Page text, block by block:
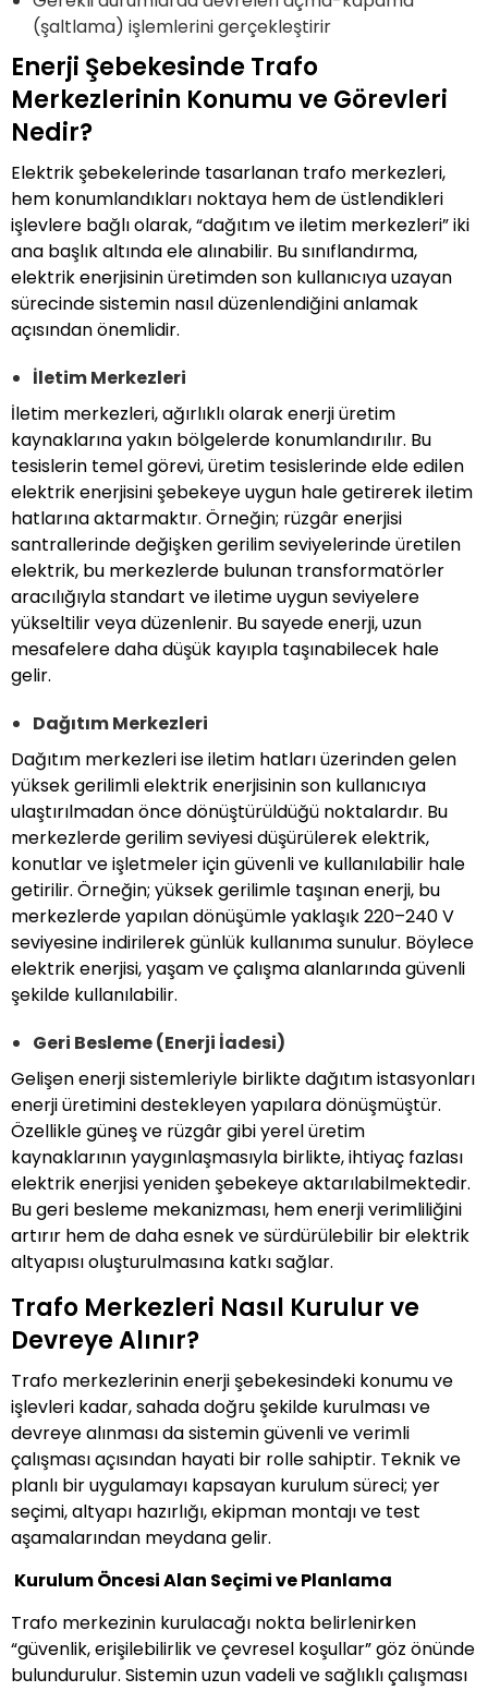
(şaltlama) işlemlerini gerçekleştirir
Enerji Şebekesinde Trafo
Merkezlerinin Konumu ve Görevleri
Nedir?
Elektrik şebekelerinde tasarlanan trafo merkezleri,
hem konumlandıkları noktaya hem de üstlendikleri
işlevlere bağlı olarak, “dağıtım ve iletim merkezleri” iki
ana başlık altında ele alınabilir. Bu sınıflandırma,
elektrik enerjisinin üretimden son kullanıcıya uzayan
sürecinde sistemin nasıl düzenlendiğini anlamak
açısından önemlidir.
İletim Merkezleri
İletim merkezleri, ağırlıklı olarak enerji üretim
kaynaklarına yakın bölgelerde konumlandırılır. Bu
tesislerin temel görevi, üretim tesislerinde elde edilen
elektrik enerjisini şebekeye uygun hale getirerek iletim
hatlarına aktarmaktır. Örneğin; rüzgâr enerjisi
santrallerinde değişken gerilim seviyelerinde üretilen
elektrik, bu merkezlerde bulunan transformatörler
aracılığıyla standart ve iletime uygun seviyelere
yükseltilir veya düzenlenir. Bu sayede enerji, uzun
mesafelere daha düşük kayıpla taşınabilecek hale
gelir.
Dağıtım Merkezleri
Dağıtım merkezleri ise iletim hatları üzerinden gelen
yüksek gerilimli elektrik enerjisinin son kullanıcıya
ulaştırılmadan önce dönüştürüldüğü noktalardır. Bu
merkezlerde gerilim seviyesi düşürülerek elektrik,
konutlar ve işletmeler için güvenli ve kullanılabilir hale
getirilir. Örneğin; yüksek gerilimle taşınan enerji, bu
merkezlerde yapılan dönüşümle yaklaşık 220–240 V
seviyesine indirilerek günlük kullanıma sunulur. Böylece
elektrik enerjisi, yaşam ve çalışma alanlarında güvenli
şekilde kullanılabilir.
Geri Besleme (Enerji İadesi)
Gelişen enerji sistemleriyle birlikte dağıtım istasyonları
enerji üretimini destekleyen yapılara dönüşmüştür.
Özellikle güneş ve rüzgâr gibi yerel üretim
kaynaklarının yaygınlaşmasıyla birlikte, ihtiyaç fazlası
elektrik enerjisi yeniden şebekeye aktarılabilmektedir.
Bu geri besleme mekanizması, hem enerji verimliliğini
artırır hem de daha esnek ve sürdürülebilir bir elektrik
altyapısı oluşturulmasına katkı sağlar.
Trafo Merkezleri Nasıl Kurulur ve
Devreye Alınır?
Trafo merkezlerinin enerji şebekesindeki konumu ve
işlevleri kadar, sahada doğru şekilde kurulması ve
devreye alınması da sistemin güvenli ve verimli
çalışması açısından hayati bir rolle sahiptir. Teknik ve
planlı bir uygulamayı kapsayan kurulum süreci; yer
seçimi, altyapı hazırlığı, ekipman montajı ve test
aşamalarından meydana gelir.
Kurulum Öncesi Alan Seçimi ve Planlama
Trafo merkezinin kurulacağı nokta belirlenirken
“güvenlik, erişilebilirlik ve çevresel koşullar” göz önünde
bulundurulur. Sistemin uzun vadeli ve sağlıklı çalışması